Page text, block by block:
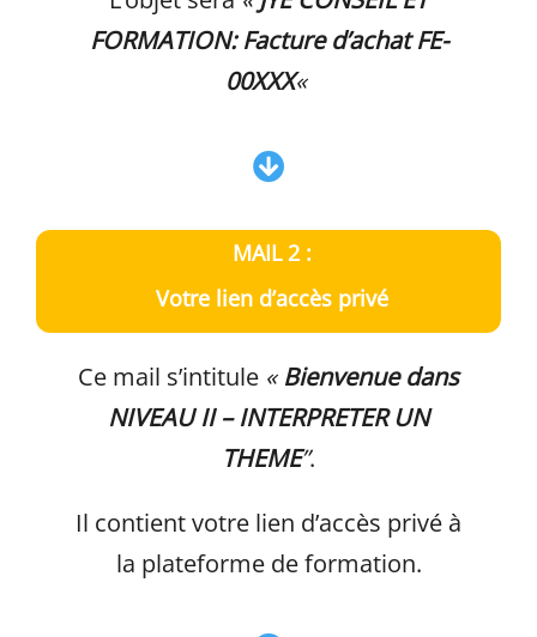
FORMATION: Facture d’achat FE-
00XXX«
MAIL 2 :
Votre lien d’accès privé
Ce mail s’intitule « Bienvenue dans
NIVEAU II – INTERPRETER UN
THEME”.
Il contient votre lien d’accès privé à
la plateforme de formation.